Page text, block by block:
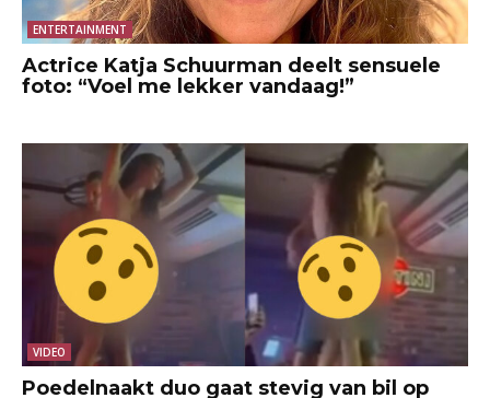
ENTERTAINMENT
Actrice Katja Schuurman deelt sensuele
foto: “Voel me lekker vandaag!”
VIDEO
Poedelnaakt duo gaat stevig van bil op